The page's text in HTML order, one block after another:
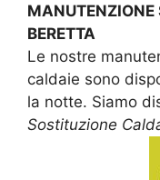
BERETTA
Le nostre
caldaie sono
la notte. Siamo
Sostituzione